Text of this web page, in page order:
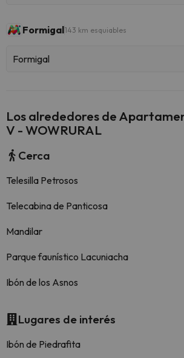
Formigal143 km esquiables
Formigal
Los alrededores de
V - WOWRURAL
Cerca
Telesilla Petrosos
Telecabina de Panticosa
Mandilar
Parque faunístico Lacuniacha
Ibón de los Asnos
Lugares de interés
Ibón de Piedrafita